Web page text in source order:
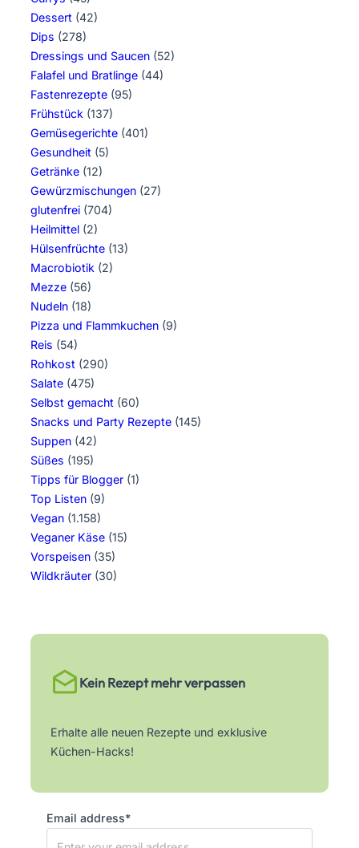
Dessert (42)
Dips (278)
Dressings und Saucen (52)
Falafel und Bratlinge (44)
Fastenrezepte (95)
Frühstück (137)
Gemüsegerichte (401)
Gesundheit (5)
Getränke (12)
Gewürzmischungen (27)
glutenfrei (704)
Heilmittel (2)
Hülsenfrüchte (13)
Macrobiotik (2)
Mezze (56)
Nudeln (18)
Pizza und Flammkuchen (9)
Reis (54)
Rohkost (290)
Salate (475)
Selbst gemacht (60)
Snacks und Party Rezepte (145)
Suppen (42)
Süßes (195)
Tipps für Blogger (1)
Top Listen (9)
Vegan (1.158)
Veganer Käse (15)
Vorspeisen (35)
Wildkräuter (30)
Kein Rezept mehr verpassen
Erhalte alle neuen Rezepte und exklusive
Küchen-Hacks!
Email address*